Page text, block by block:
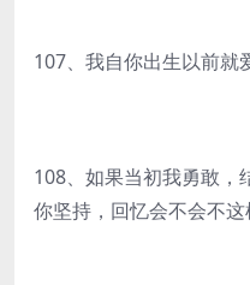
107、我自你出生以前就
108、如果当初我勇敢，
你坚持，回忆会不会不这